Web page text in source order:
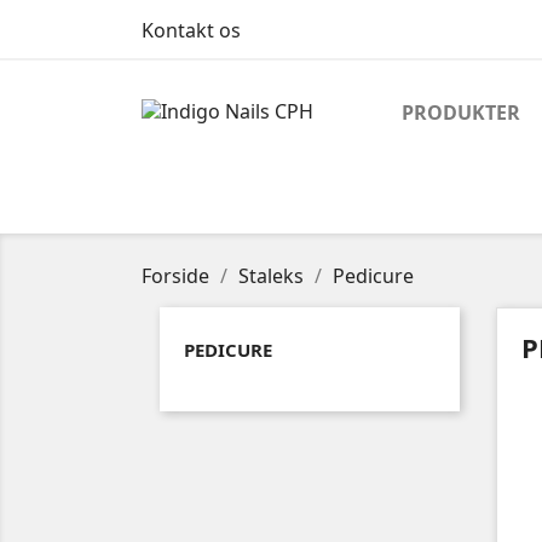
Kontakt os
PRODUKTER
Forside Staleks Pedicure
PEDICURE